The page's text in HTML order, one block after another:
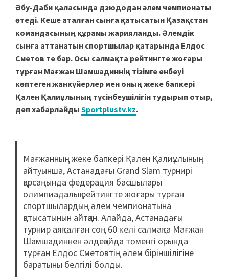
Әбу-Даби қаласында дзюдодан әлем чемпионаты
өтеді. Кеше аталған сынға қатысатын Қазақстан
командасының құрамы жарияланды. Әлемдік
сынға аттанатын спортшылар қатарында Елдос
Сметов те бар. Осы салмақта рейтингте жоғары
тұрған Мағжан Шамшадиннің тізімге енбеуі
көптеген жанкүйерлер мен оның жеке бапкері
Қален Қалиұлының түсінбеушілігін тудырып отыр,
деп хабарлайды Sportplustv.kz.
Мағжанның жеке бапкері Қален Қалиұлының
айтуынша, Астанадағы Grand Slam турнирі
қарсаңында федерация басшылары
олимпиадалық рейтингте жоғары тұрған
спортшылардың әлем чемпионатына
қатысатынын айтқан. Алайда, Астанадағы
турнир аяқталған соң 60 келі салмақта Мағжан
Шамшадиннен әлдеқайда төменгі орында
тұрған Елдос Сметовтің әлем біріншілігіне
баратыны белгілі болды.